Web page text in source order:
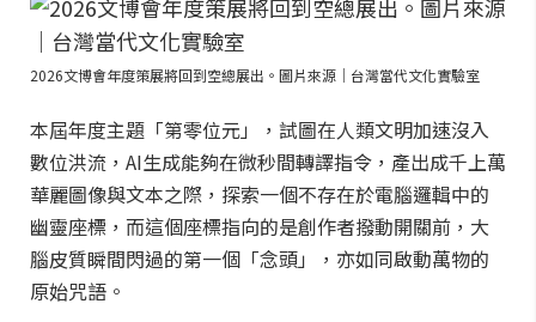
2026文博會年度策展將回到空總展出。圖片來源｜台灣當代文化實驗室
本屆年度主題「第零位元」，試圖在人類文明加速沒入
數位洪流，AI生成能夠在微秒間轉譯指令，產出成千上萬
華麗圖像與文本之際，探索一個不存在於電腦邏輯中的
幽靈座標，而這個座標指向的是創作者撥動開關前，大
腦皮質瞬間閃過的第一個「念頭」，亦如同啟動萬物的
原始咒語。